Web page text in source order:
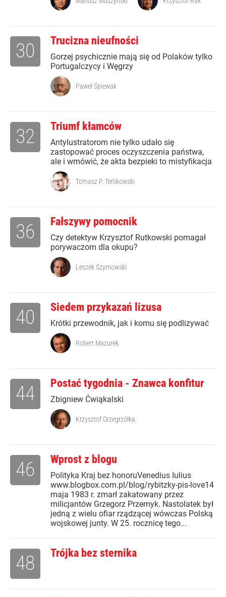
Trucizna nieufności
Gorzej psychicznie mają się od Polaków tylko
Portugalczycy i Węgrzy
30
Paweł Śpiewak
Triumf kłamców
Antylustratorom nie tylko udało się
zastopować proces oczyszczenia państwa,
ale i wmówić, że akta bezpieki to mistyfikacja
32
Tomasz P. Terlikowski
Fałszywy pomocnik
Czy detektyw Krzysztof Rutkowski pomagał
porywaczom dla okupu?
36
Leszek Szymowski
Siedem przykazań lizusa
Krótki przewodnik, jak i komu się podlizywać
40
Robert Mazurek
Postać tygodnia - Znawca konfitur
Zbigniew Ćwiąkalski
44
Krzysztof Grzegrzółka
Wprost z blogu
Polityka Kraj bez honoruVenedius Iulius
www.blogbox.com.pl/blog/rybitzky-pis-love14
maja 1983 r. zmarł zakatowany przez
milicjantów Grzegorz Przemyk. Nastolatek był
jedną z wielu ofiar rządzącej wówczas Polską
wojskowej junty. W 25. rocznicę tego...
46
Trójka bez sternika
48